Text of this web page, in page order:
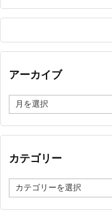
アーカイブ
ー
イ
カテゴリー
テ